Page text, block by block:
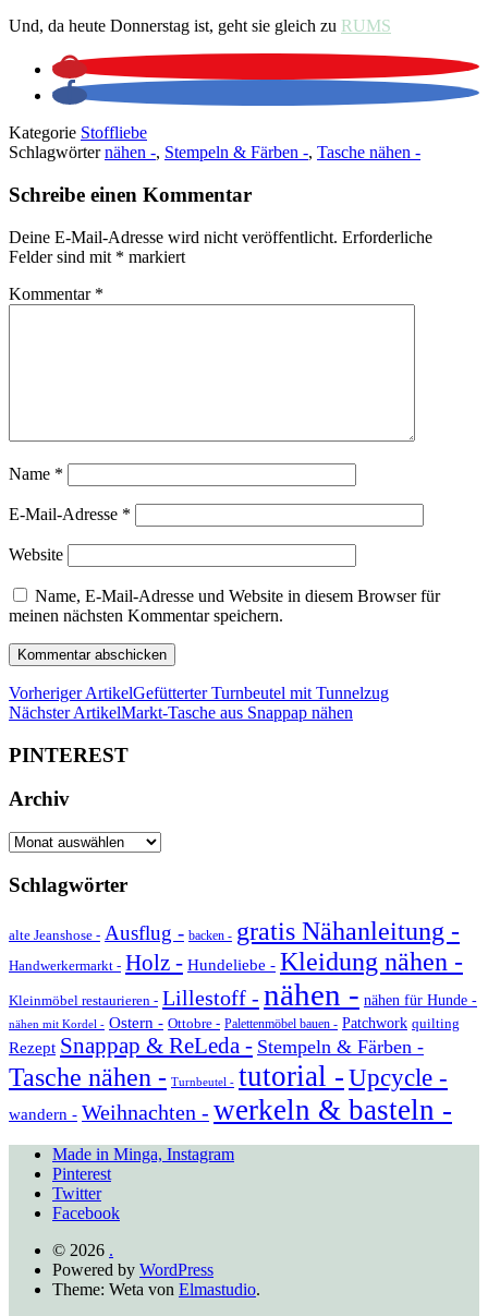
Und, da heute Donnerstag ist, geht sie gleich zu RUMS
Kategorie Stoffliebe
Schlagwörternähen -, Stempeln & Färben -, Tasche nähen -
Schreibe einen Kommentar
Deine E-Mail-Adresse wird nicht veröffentlicht. Erforderliche
Felder sind mit * markiert
Kommentar *
Name *
E-Mail-Adresse *
Website
Name, E-Mail-Adresse und Website in diesem Browser für
meinen nächsten Kommentar speichern.
Vorheriger ArtikelGefütterter Turnbeutel mit Tunnelzug
Nächster ArtikelMarkt-Tasche aus Snappap nähen
PINTEREST
Archiv
Archiv
Schlagwörter
alte Jeanshose - Ausflug - backen - gratis Nähanleitung -
Handwerkermarkt - Holz - Hundeliebe - Kleidung nähen -
Kleinmöbel restaurieren - Lillestoff - nähen - nähen für Hunde -
nähen mit Kordel - Ostern - Ottobre - Palettenmöbel bauen - Patchwork quilting
Rezept Snappap & ReLeda - Stempeln & Färben -
Tasche nähen - Turnbeutel - tutorial -Upcycle -
wandern - Weihnachten - werkeln & basteln -
Made in Minga, Instagram
Pinterest
Twitter
Facebook
© 2026 .
Powered by WordPress
Theme: Weta von Elmastudio.